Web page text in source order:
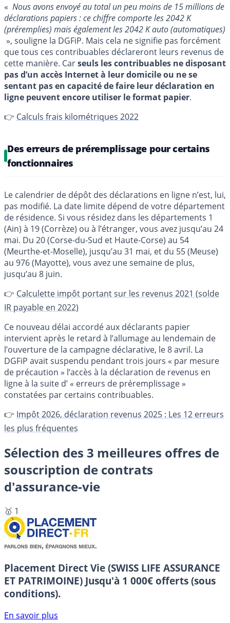
« Nous avons envoyé au total un peu moins de 15 millions de
déclarations papiers : ce chiffre comporte les 2042 K
(préremplies) mais également les 2042 K auto (automatiques)
», souligne la DGFiP. Mais cela ne signifie pas forcément
que tous ces contribuables déclareront leurs revenus de
cette manière. Carseuls les contribuables ne disposant
pas d’un accès Internet à leur domicile ou ne se
sentant pas en capacité de faire leur déclaration en
ligne peuvent encore utiliser le format papier.
👉 Calculs frais kilométriques 2022
Des erreurs de préremplissage pour certains
fonctionnaires
Le calendrier de dépôt des déclarations en ligne n’est, lui,
pas modifié. La date limite dépend de votre département
de résidence. Si vous résidez dans les départements 1
(Ain) à 19 (Corrèze) ou à l’étranger, vous avez jusqu’au 24
mai. Du 20 (Corse-du-Sud et Haute-Corse) au 54
(Meurthe-et-Moselle), jusqu’au 31 mai, et du 55 (Meuse)
au 976 (Mayotte), vous avez une semaine de plus,
jusqu’au 8 juin.
👉 Calculette impôt portant sur les revenus 2021 (solde
IR payable en 2022)
Ce nouveau délai accordé aux déclarants papier
intervient après le retard à l’allumage au lendemain de
l’ouverture de la campagne déclarative, le 8 avril. La
DGFiP avait suspendu pendant trois jours « par mesure
de précaution » l’accès à la déclaration de revenus en
ligne à la suite d’ « erreurs de préremplissage »
constatées par certains contribuables.
👉 Impôt 2026, déclaration revenus 2025 : Les 12 erreurs
les plus fréquentes
Sélection des 3 meilleures offres de
souscription de contrats
d'assurance-vie
🥇 1
Placement Direct Vie (SWISS LIFE ASSURANCE
ET PATRIMOINE) Jusqu'à 1 000€ offerts (sous
conditions).
En savoir plus